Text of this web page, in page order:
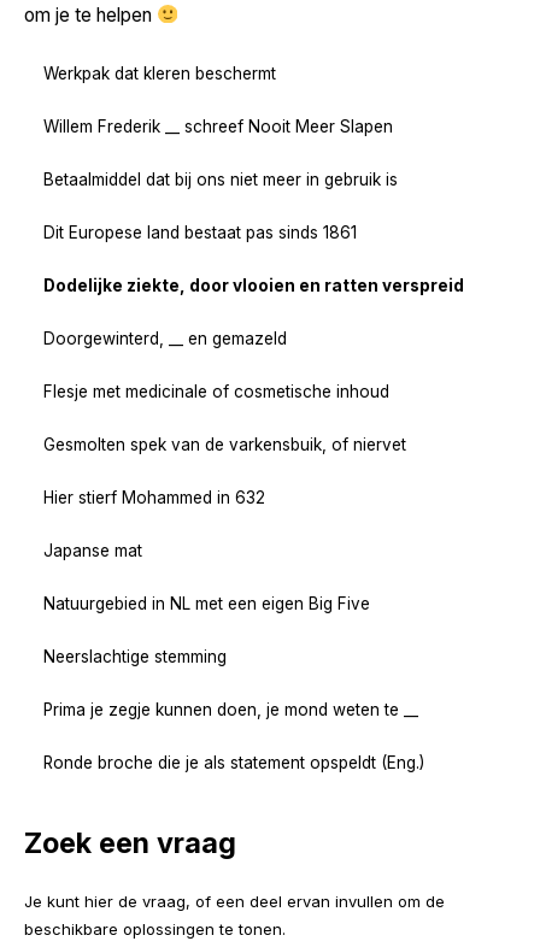
om je te helpen
Werkpak dat kleren beschermt
Willem Frederik __ schreef Nooit Meer Slapen
Betaalmiddel dat bij ons niet meer in gebruik is
Dit Europese land bestaat pas sinds 1861
Dodelijke ziekte, door vlooien en ratten verspreid
Doorgewinterd, __ en gemazeld
Flesje met medicinale of cosmetische inhoud
Gesmolten spek van de varkensbuik, of niervet
Hier stierf Mohammed in 632
Japanse mat
Natuurgebied in NL met een eigen Big Five
Neerslachtige stemming
Prima je zegje kunnen doen, je mond weten te __
Ronde broche die je als statement opspeldt (Eng.)
Zoek een vraag
Je kunt hier de vraag, of een deel ervan invullen om de
beschikbare oplossingen te tonen.